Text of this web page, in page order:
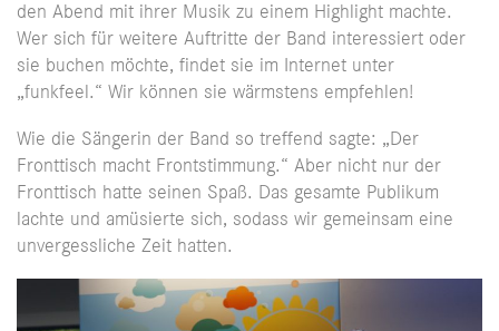
den Abend mit ihrer Musik zu einem Highlight machte.
Wer sich für weitere Auftritte der Band interessiert oder
sie buchen möchte, findet sie im Internet unter
„funkfeel.“ Wir können sie wärmstens empfehlen!
Wie die Sängerin der Band so treffend sagte: „Der
Fronttisch macht Frontstimmung.“ Aber nicht nur der
Fronttisch hatte seinen Spaß. Das gesamte Publikum
lachte und amüsierte sich, sodass wir gemeinsam eine
unvergessliche Zeit hatten.